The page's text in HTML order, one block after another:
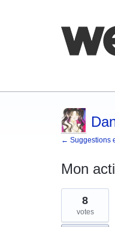
← Suggestions
Mon
4
résultats
trouvés
8
votes